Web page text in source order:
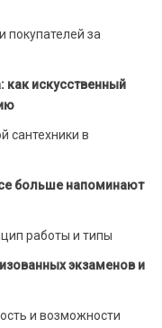
покупателей за
как искусственный
сантехники в
больше напоминают
работы и типы
экзаменов и
и возможности